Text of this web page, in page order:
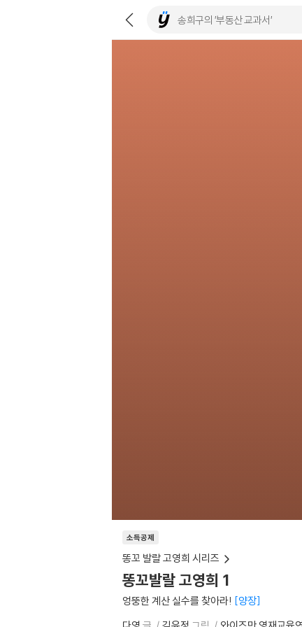
소득공제
똥꼬 발랄 고영희 시리즈
똥꼬발랄 고영희 1
엉뚱한 계산 실수를 찾아라!
양장